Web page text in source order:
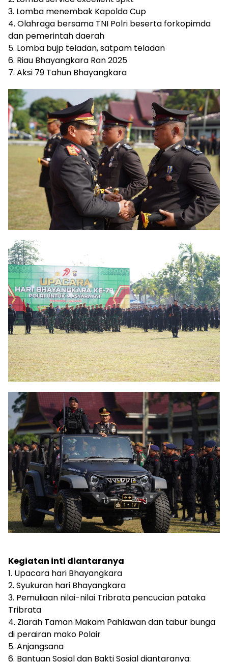
3. Lomba menembak Kapolda Cup
4. Olahraga bersama TNI Polri beserta forkopimda
dan pemerintah daerah
5. Lomba bujp teladan, satpam teladan
6. Riau Bhayangkara Ran 2025
7. Aksi 79 Tahun Bhayangkara
Kegiatan inti diantaranya
1. Upacara hari Bhayangkara
2. Syukuran hari Bhayangkara
3. Pemuliaan nilai-nilai Tribrata pencucian pataka
Tribrata
4. Ziarah Taman Makam Pahlawan dan tabur bunga
di perairan mako Polair
5. Anjangsana
6. Bantuan Sosial dan Bakti Sosial diantaranya: